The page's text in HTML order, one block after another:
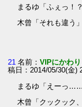
まるゆ「ふぇっ！
木曾「それも違う」
21 名前：VIPにかわ
稿日：2014/05/30(金)
まるゆ「えーっ……
木曾「クックック